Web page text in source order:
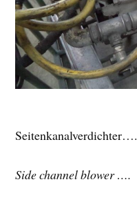
Seitenkanalverdichter….
Side channel blower ….